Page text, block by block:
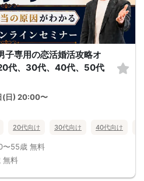
子専用の恋活婚活攻略オ
代、30代、40代、50代
(日) 20:00〜
20代向け 30代向け 40代向け
〜55歳 無料
無料